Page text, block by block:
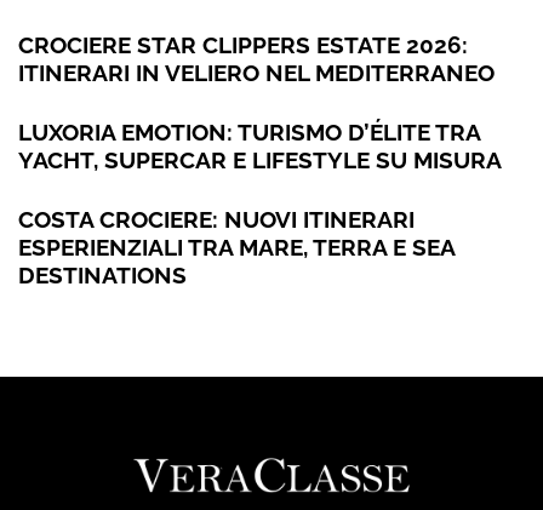
CROCIERE STAR CLIPPERS ESTATE 2026:
ITINERARI IN VELIERO NEL MEDITERRANEO
LUXORIA EMOTION: TURISMO D’ÉLITE TRA
YACHT, SUPERCAR E LIFESTYLE SU MISURA
COSTA CROCIERE: NUOVI ITINERARI
ESPERIENZIALI TRA MARE, TERRA E SEA
DESTINATIONS